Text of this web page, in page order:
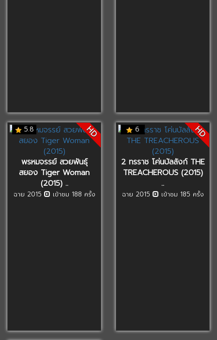
5.8 HD
พรหมจรรย์ สวยพันธุ์
สยอง Tiger Woman
(2015) ..
ฉาย 2015 เข้าชม 188 ครั้ง
6 HD
2 ทรราช โค่นบัลลังก์ THE
TREACHEROUS (2015)
..
ฉาย 2015 เข้าชม 185 ครั้ง